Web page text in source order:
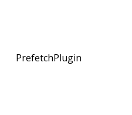
PrefetchPlugin